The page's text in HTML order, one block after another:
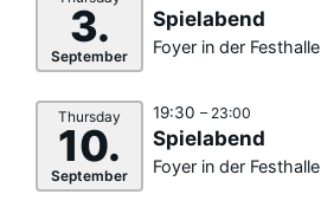
3.
September
Spielabend
Foyer in der Festhalle
Thursday
10.
September
19:30 – 23:00
Spielabend
Foyer in der Festhalle